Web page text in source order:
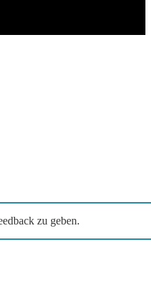
zu geben.